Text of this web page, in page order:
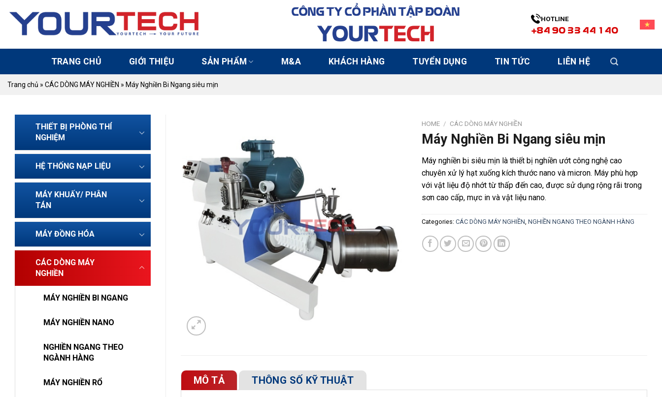
CÔNG TY CỔ PHẦN TẬP ĐOÀN
YOURTECH HOTLINE
+84 90 33 44 140
TRANG CHỦ GIỚI THIỆU SẢN PHẨM M&A KHÁCH HÀNG TUYỂN DỤNG TIN TỨC LIÊN HỆ
Trang chủ » CÁC DÒNG MÁY NGHIỀN » Máy Nghiền Bi Ngang siêu mịn
THIẾT BỊ PHÒNG THÍ
NGHIỆM
HỆ THỐNG NẠP LIỆU
MÁY KHUẤY/ PHÂN
TÁN
MÁY ĐỒNG HÓA
CÁC DÒNG MÁY
NGHIỀN
MÁY NGHIỀN BI NGANG
MÁY NGHIỀN NANO
NGHIỀN NGANG THEO
NGÀNH HÀNG
MÁY NGHIỀN RỔ
HOME / CÁC DÒNG MÁY NGHIỀN
Máy Nghiền Bi Ngang siêu mịn
Máy nghiền bi siêu mịn là thiết bị nghiền ướt công nghệ cao
chuyên xử lý hạt xuống kích thước nano và micron. Máy phù hợp
với vật liệu độ nhớt từ thấp đến cao, được sử dụng rộng rãi trong
sơn cao cấp, mực in và vật liệu nano.
Categories: CÁC DÒNG MÁY NGHIỀN, NGHIỀN NGANG THEO NGÀNH HÀNG
MÔ TẢ THÔNG SỐ KỸ THUẬT